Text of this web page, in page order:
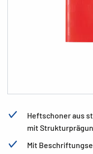
Heftschoner aus
mit
Mit